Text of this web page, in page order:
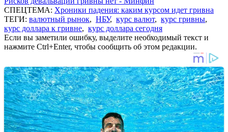
СПЕЦТЕМА: Хроники падения: каким курсом идет гривна
ТЕГИ: валютный рынок, НБУ, курс валют, курс гривны,
курс доллара к гривне, курс доллара сегодня
Если вы заметили ошибку, выделите необходимый текст и
нажмите Ctrl+Enter, чтобы сообщить об этом редакции.